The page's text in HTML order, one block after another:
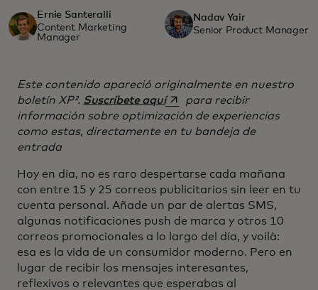
Ernie Santeralli
Content Marketing
Manager
Nadav Yair
Senior Product Manager
Este contenido apareció originalmente en nuestro
boletín XP². Suscríbete aquíse abre en una pestaña
para recibir
información sobre optimización de experiencias
como estas, directamente en tu bandeja de
entrada
Hoy en día, no es raro despertarse cada mañana
con entre 15 y 25 correos publicitarios sin leer en tu
cuenta personal. Añade un par de alertas SMS,
algunas notificaciones push de marca y otros 10
correos promocionales a lo largo del día, y voilà:
esa es la vida de un consumidor moderno. Pero en
lugar de recibir los mensajes interesantes,
reflexivos o relevantes que esperabas al